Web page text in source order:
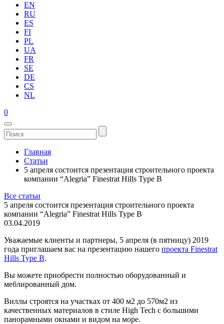
EN
RU
ES
FI
PL
UA
FR
SE
DE
CS
NL
0
Главная
Статьи
5 апреля состоится презентация строительного проекта
компании “Alegria” Finestrat Hills Type B
Все статьи
5 апреля состоится презентация строительного проекта
компании “Alegria” Finestrat Hills Type B
03.04.2019
Уважаемые клиенты и партнеры, 5 апреля (в пятницу) 2019
года приглашаем вас на презентацию нашего проекта Finestrat
Hills Type B.
Вы можете приобрести полностью оборудованный и
меблированный дом.
Виллы строятся на участках от 400 м2 до 570м2 из
качественных материалов в стиле High Tech с большими
панорамными окнами и видом на море.